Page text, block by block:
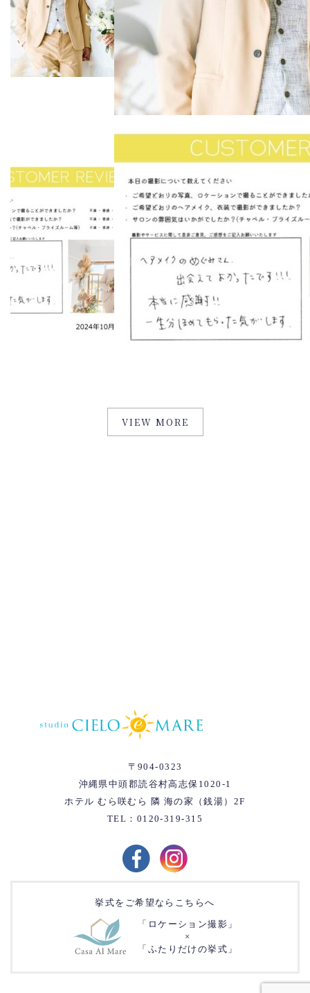
VIEW MORE
〒904-0323
沖縄県中頭郡読谷村高志保1020-1
ホテル むら咲むら 隣 海の家（銭湯）2F
TEL：0120-319-315
挙式をご希望ならこちらへ
「ロケーション撮影」
×
「ふたりだけの挙式」